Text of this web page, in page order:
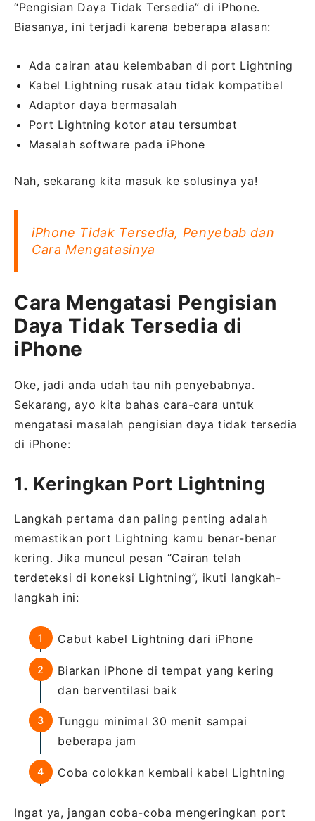
“Pengisian Daya Tidak Tersedia” di iPhone.
Biasanya, ini terjadi karena beberapa alasan:
Ada cairan atau kelembaban di port Lightning
Kabel Lightning rusak atau tidak kompatibel
Adaptor daya bermasalah
Port Lightning kotor atau tersumbat
Masalah software pada iPhone
Nah, sekarang kita masuk ke solusinya ya!
iPhone Tidak Tersedia, Penyebab dan
Cara Mengatasinya
Cara Mengatasi Pengisian
Daya Tidak Tersedia di
iPhone
Oke, jadi anda udah tau nih penyebabnya.
Sekarang, ayo kita bahas cara-cara untuk
mengatasi masalah pengisian daya tidak tersedia
di iPhone:
1. Keringkan Port Lightning
Langkah pertama dan paling penting adalah
memastikan port Lightning kamu benar-benar
kering. Jika muncul pesan “Cairan telah
terdeteksi di koneksi Lightning”, ikuti langkah-
langkah ini:
Cabut kabel Lightning dari iPhone
Biarkan iPhone di tempat yang kering
dan berventilasi baik
Tunggu minimal 30 menit sampai
beberapa jam
Coba colokkan kembali kabel Lightning
Ingat ya, jangan coba-coba mengeringkan port